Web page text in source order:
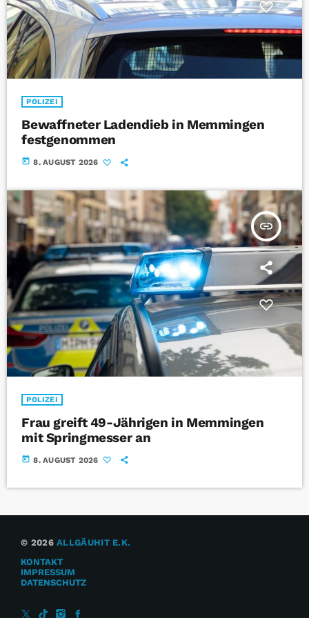
POLIZEI
Bewaffneter Ladendieb in Memmingen
festgenommen
today 8. AUGUST 2026
insert_link
POLIZEI
Frau greift 49-Jährigen in Memmingen
mit Springmesser an
today 8. AUGUST 2026
© 2026ALLGÄUHIT E.K.
KONTAKT
IMPRESSUM
DATENSCHUTZ